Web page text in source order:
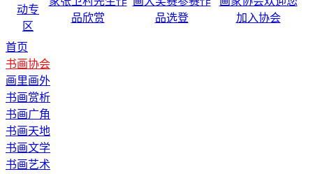
首页
书画协会
画里画外
书画赏析
书画广角
书画天地
书画文学
书画艺术